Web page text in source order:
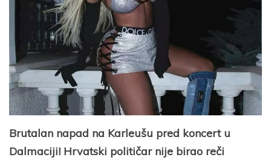
Brutalan napad na Karleušu pred koncert u
Dalmaciji! Hrvatski političar nije birao reči